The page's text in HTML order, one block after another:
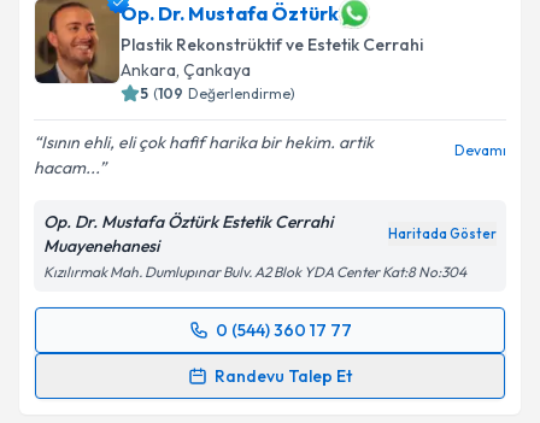
Op. Dr. Mustafa Öztürk
Plastik Rekonstrüktif ve Estetik Cerrahi
Ankara, Çankaya
5 (109 Değerlendirme)
Isının ehli, eli çok hafif harika bir hekim. artik
hacam...
Devamı
Op. Dr. Mustafa Öztürk Estetik Cerrahi
Muayenehanesi
Haritada Göster
Kızılırmak Mah. Dumlupınar Bulv. A2 Blok YDA Center Kat:8 No:304
0 (544) 360 17 77
Randevu Talep Et
Randevu Takvimi Talebi